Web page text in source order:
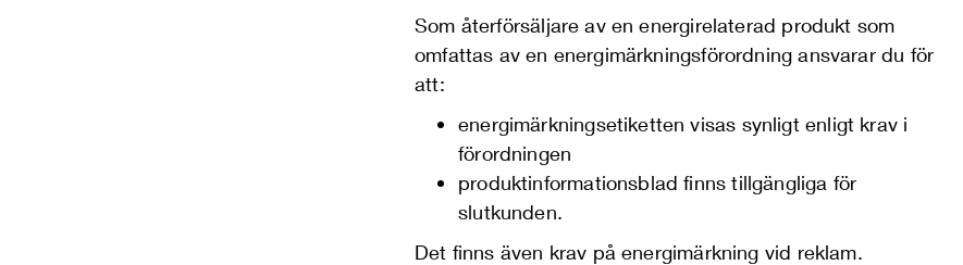
Som återförsäljare av en energirelaterad produkt som
omfattas av en energimärkningsförordning ansvarar du för
att:
energimärkningsetiketten visas synligt enligt krav i
förordningen
produktinformationsblad finns tillgängliga för
slutkunden.
Det finns även krav på energimärkning vid reklam.